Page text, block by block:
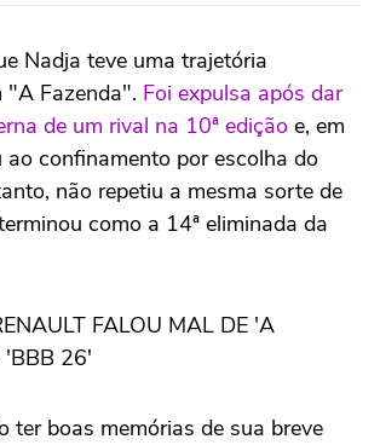
Nadja teve uma trajetória
"A Fazenda". Foi expulsa após dar
de um rival na 10ª edição e, em
confinamento por escolha do
não repetiu a mesma sorte de
como a 14ª eliminada da
FALOU MAL DE 'A
'BBB 26'
ter boas memórias de sua breve